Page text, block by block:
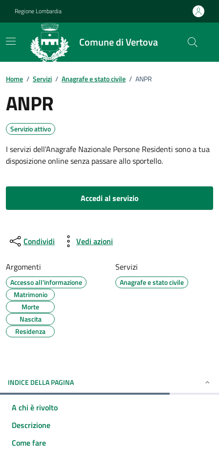
Regione Lombardia
Comune di Vertova
Home / Servizi / Anagrafe e stato civile / ANPR
ANPR
Servizio attivo
I servizi dell'Anagrafe Nazionale Persone Residenti sono a tua
disposizione online senza passare allo sportello.
Accedi al servizio
Condividi Vedi azioni
Argomenti
Accesso all'informazione
Matrimonio
Morte
Nascita
Residenza
Servizi
Anagrafe e stato civile
INDICE DELLA PAGINA
A chi è rivolto
Descrizione
Come fare